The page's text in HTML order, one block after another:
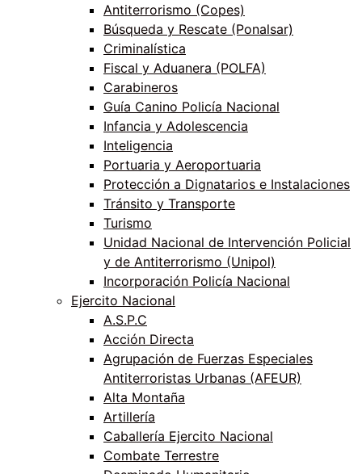
Antiterrorismo (Copes)
Búsqueda y Rescate (Ponalsar)
Criminalística
Fiscal y Aduanera (POLFA)
Carabineros
Guía Canino Policía Nacional
Infancia y Adolescencia
Inteligencia
Portuaria y Aeroportuaria
Protección a Dignatarios e Instalaciones
Tránsito y Transporte
Turismo
Unidad Nacional de Intervención Policial
y de Antiterrorismo (Unipol)
Incorporación Policía Nacional
Ejercito Nacional
A.S.P.C
Acción Directa
Agrupación de Fuerzas Especiales
Antiterroristas Urbanas (AFEUR)
Alta Montaña
Artillería
Caballería Ejercito Nacional
Combate Terrestre